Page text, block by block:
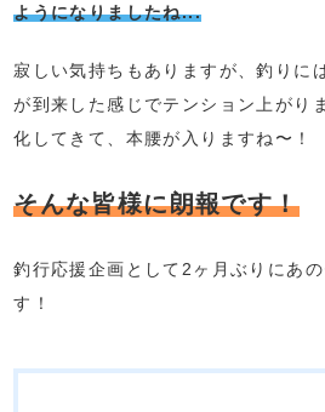
ようになりましたね...
寂しい気持ちもありますが、釣りに
が到来した感じでテンション上がり
化してきて、本腰が入りますね〜！
そんな皆様に朗報です！
釣行応援企画として2ヶ月ぶりにあ
す！